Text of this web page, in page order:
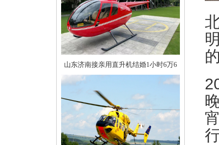
山东济南接亲用直升机结婚1小时6万6